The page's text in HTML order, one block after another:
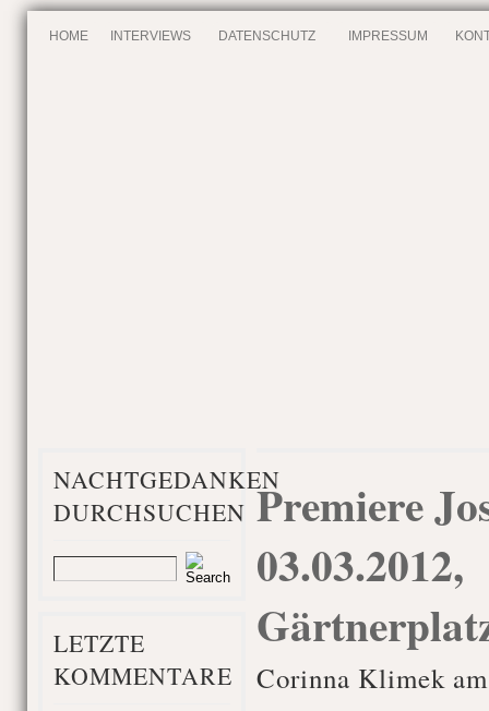
HOME INTERVIEWS DATENSCHUTZ IMPRESSUM
NACHTGEDANKEN
DURCHSUCHEN
LETZTE
KOMMENTARE
Premiere
03.03.2012,
Corinna Klimek